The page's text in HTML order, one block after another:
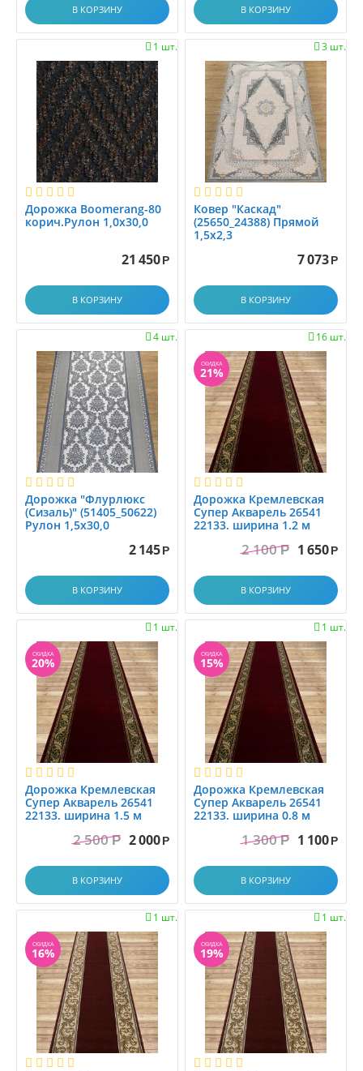
В КОРЗИНУ В КОРЗИНУ
1 шт.

Дорожка Boomerang-80
корич.Рулон 1,0x30,0
21 450 Р
В КОРЗИНУ
3 шт.

Ковер "Каскад"
(25650_24388) Прямой
1,5х2,3
7 073 Р
В КОРЗИНУ
4 шт.

Дорожка "Флурлюкс
(Сизаль)" (51405_50622)
Рулон 1,5х30,0
2 145 Р
В КОРЗИНУ
16 шт.

СКИДКА
21%
Дорожка Кремлевская
Супер Акварель 26541
22133. ширина 1.2 м
2 100 Р 1 650 Р
В КОРЗИНУ
1 шт.

СКИДКА
20%
Дорожка Кремлевская
Супер Акварель 26541
22133. ширина 1.5 м
2 500 Р 2 000 Р
В КОРЗИНУ
1 шт.

СКИДКА
15%
Дорожка Кремлевская
Супер Акварель 26541
22133. ширина 0.8 м
1 300 Р 1 100 Р
В КОРЗИНУ
1 шт.

СКИДКА
16%
1 шт.

СКИДКА
19%